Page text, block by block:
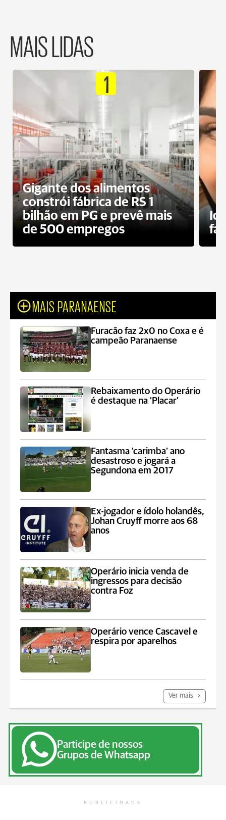
MAIS LIDAS
1
Gigante dos alimentos
constrói fábrica de RS 1
bilhão em PG e prevê mais
de 500 empregos
MAIS PARANAENSE
Furacão faz 2x0 no Coxa e é
campeão Paranaense
Rebaixamento do Operário
é destaque na ‘Placar’
Fantasma ‘carimba’ ano
desastroso e jogará a
Segundona em 2017
Ex-jogador e ídolo holandês,
Johan Cruyff morre aos 68
anos
Operário inicia venda de
ingressos para decisão
contra Foz
Operário vence Cascavel e
respira por aparelhos
Ver mais
Participe de nossos
Grupos de Whatsapp
PUBLICIDADE